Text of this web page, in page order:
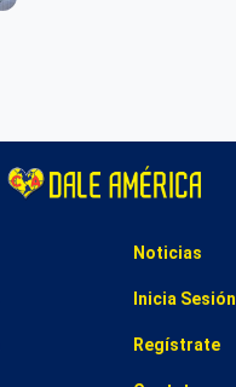
Noticias
Inicia Sesión
Regístrate